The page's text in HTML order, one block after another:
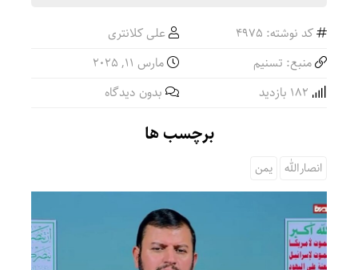
کد نوشته: 4975
علی کلانتری
منبع: تسنیم
مارس 11, 2025
بدون دیدگاه
برچسب ها
انصارالله یمن